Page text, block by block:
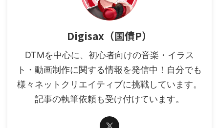
Digisax（国債P）
DTMを中心に、初心者向けの音楽・イラス
ト・動画制作に関する情報を発信中！自分でも
様々ネットクリエイティブに挑戦しています。
記事の執筆依頼も受け付けています。